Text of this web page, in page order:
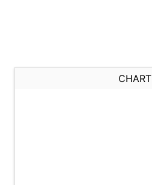
CHART